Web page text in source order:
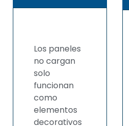
Los paneles
no cargan
solo
funcionan
como
elementos
decorativos